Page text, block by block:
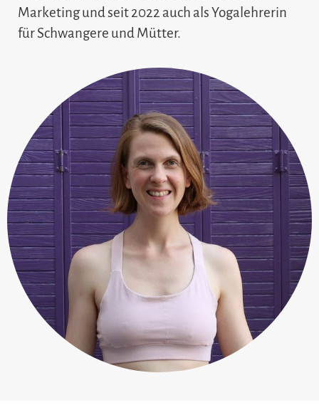
Marketing und seit 2022 auch als Yogalehrerin
für Schwangere und Mütter.